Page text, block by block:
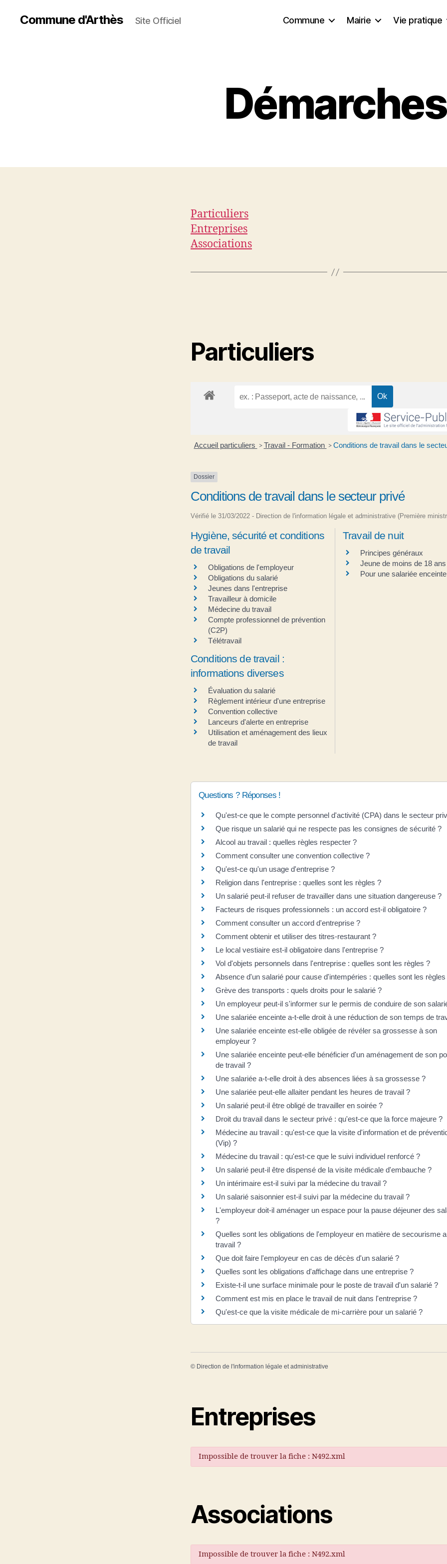
Commune d'Arthès Site Officiel Commune Mairie Vie pratique
Démarches
Particuliers
Entreprises
Associations
Particuliers
Accueil particuliers > Travail - Formation > Conditions de travail dans le
Dossier
Conditions de travail dans le secteur privé
Vérifié le 31/03/2022 - Direction de l'information légale et administrative (Première
Hygiène, sécurité et conditions
de travail
Obligations de l'employeur
Obligations du salarié
Jeunes dans l'entreprise
Travailleur à domicile
Médecine du travail
Compte professionnel de prévention
(C2P)
Télétravail
Travail de nuit
Principes généraux
Jeune de moins de 18 ans
Pour une salariée enceinte
Conditions de travail :
informations diverses
Évaluation du salarié
Règlement intérieur d'une entreprise
Convention collective
Lanceurs d'alerte en entreprise
Utilisation et aménagement des lieux
de travail
Questions ? Réponses !
Qu'est-ce que le compte personnel d'activité (CPA) dans le secteur
Que risque un salarié qui ne respecte pas les consignes de sécurité ?
Alcool au travail : quelles règles respecter ?
Comment consulter une convention collective ?
Qu'est-ce qu'un usage d'entreprise ?
Religion dans l'entreprise : quelles sont les règles ?
Un salarié peut-il refuser de travailler dans une situation dangereuse ?
Facteurs de risques professionnels : un accord est-il obligatoire ?
Comment consulter un accord d'entreprise ?
Comment obtenir et utiliser des titres-restaurant ?
Le local vestiaire est-il obligatoire dans l'entreprise ?
Vol d'objets personnels dans l'entreprise : quelles sont les règles ?
Absence d'un salarié pour cause d'intempéries : quelles sont les règles
Grève des transports : quels droits pour le salarié ?
Un employeur peut-il s'informer sur le permis de conduire de son
Une salariée enceinte a-t-elle droit à une réduction de son temps de
Une salariée enceinte est-elle obligée de révéler sa grossesse à son
employeur ?
Une salariée enceinte peut-elle bénéficier d'un aménagement de son
de travail ?
Une salariée a-t-elle droit à des absences liées à sa grossesse ?
Une salariée peut-elle allaiter pendant les heures de travail ?
Un salarié peut-il être obligé de travailler en soirée ?
Droit du travail dans le secteur privé : qu'est-ce que la force majeure ?
Médecine au travail : qu'est-ce que la visite d'information et de
(Vip) ?
Médecine du travail : qu'est-ce que le suivi individuel renforcé ?
Un salarié peut-il être dispensé de la visite médicale d'embauche ?
Un intérimaire est-il suivi par la médecine du travail ?
Un salarié saisonnier est-il suivi par la médecine du travail ?
L'employeur doit-il aménager un espace pour la pause déjeuner des
?
Quelles sont les obligations de l'employeur en matière de secourisme
travail ?
Que doit faire l'employeur en cas de décès d'un salarié ?
Quelles sont les obligations d'affichage dans une entreprise ?
Existe-t-il une surface minimale pour le poste de travail d'un salarié ?
Comment est mis en place le travail de nuit dans l'entreprise ?
Qu'est-ce que la visite médicale de mi-carrière pour un salarié ?
© Direction de l'information légale et administrative
Entreprises
Impossible de trouver la fiche : N492.xml
Associations
Impossible de trouver la fiche : N492.xml